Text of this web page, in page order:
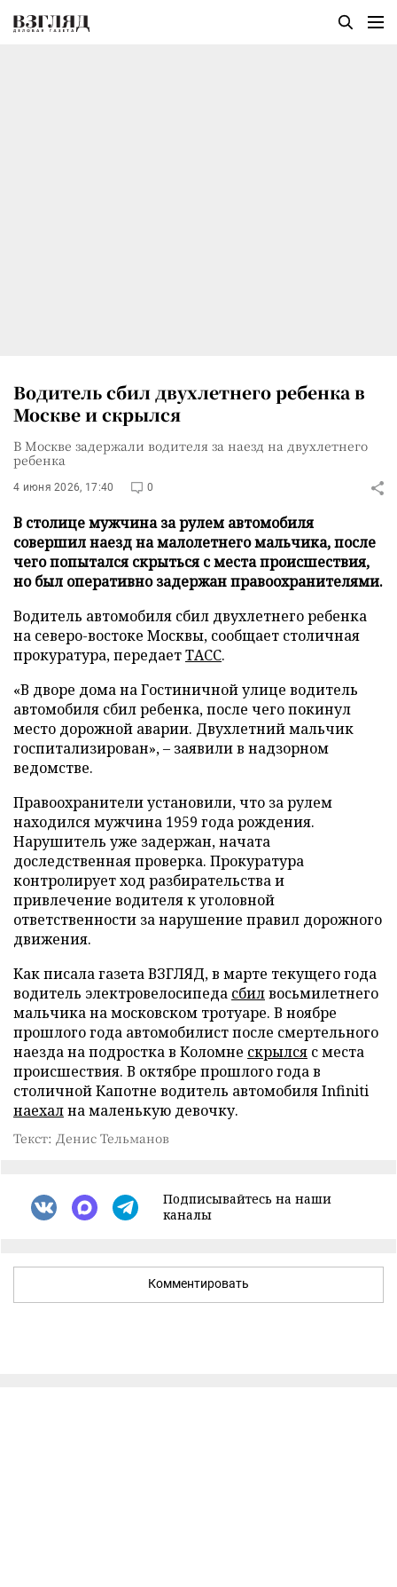
Водитель сбил двухлетнего ребенка в
Москве и скрылся
В Москве задержали водителя за наезд на двухлетнего
ребенка
4 июня 2026, 17:40 0
В столице мужчина за рулем автомобиля
совершил наезд на малолетнего мальчика, после
чего попытался скрыться с места происшествия,
но был оперативно задержан правоохранителями.
Водитель автомобиля сбил двухлетнего ребенка
на северо-востоке Москвы, сообщает столичная
прокуратура, передаетТАСС.
«В дворе дома на Гостиничной улице водитель
автомобиля сбил ребенка, после чего покинул
место дорожной аварии. Двухлетний мальчик
госпитализирован», – заявили в надзорном
ведомстве.
Правоохранители установили, что за рулем
находился мужчина 1959 года рождения.
Нарушитель уже задержан, начата
доследственная проверка. Прокуратура
контролирует ход разбирательства и
привлечение водителя к уголовной
ответственности за нарушение правил дорожного
движения.
Как писала газета ВЗГЛЯД, в марте текущего года
водитель электровелосипеда сбилвосьмилетнего
мальчика на московском тротуаре. В ноябре
прошлого года автомобилист после смертельного
наезда на подростка в Коломне скрылся с места
происшествия. В октябре прошлого года в
столичной Капотне водитель автомобиля Infiniti
наехална маленькую девочку.
Текст: Денис Тельманов
Подписывайтесь на наши
каналы
Комментировать